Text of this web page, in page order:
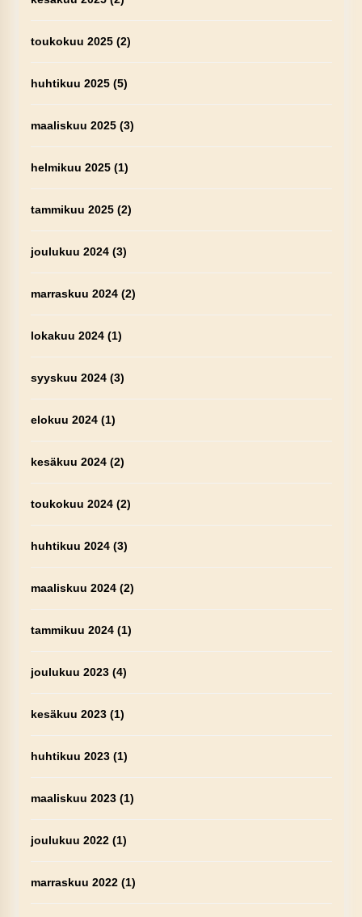
toukokuu 2025(2)
huhtikuu 2025(5)
maaliskuu 2025(3)
helmikuu 2025(1)
tammikuu 2025(2)
joulukuu 2024(3)
marraskuu 2024(2)
lokakuu 2024(1)
syyskuu 2024(3)
elokuu 2024(1)
kesäkuu 2024(2)
toukokuu 2024(2)
huhtikuu 2024(3)
maaliskuu 2024(2)
tammikuu 2024(1)
joulukuu 2023(4)
kesäkuu 2023(1)
huhtikuu 2023(1)
maaliskuu 2023(1)
joulukuu 2022(1)
marraskuu 2022(1)